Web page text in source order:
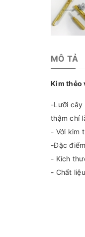
MÔ TẢ
Kim thẻo
-Lưỡi cây
thậm chí
- Với kim
-Đặc
- Kích
- Chất